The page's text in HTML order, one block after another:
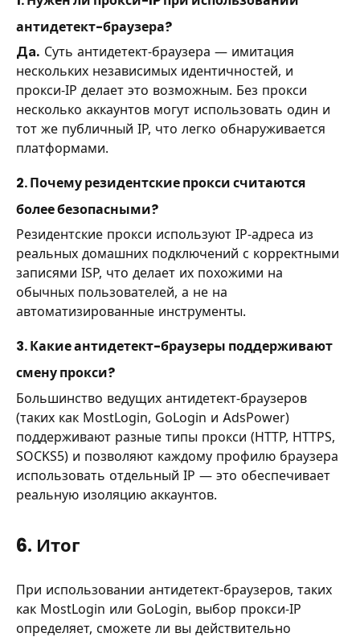
антидетект-браузера?
Да. Суть антидетект-браузера — имитация
нескольких независимых идентичностей, и
прокси-IP делает это возможным. Без прокси
несколько аккаунтов могут использовать один и
тот же публичный IP, что легко обнаруживается
платформами.
2. Почему резидентские прокси считаются
более безопасными?
Резидентские прокси используют IP-адреса из
реальных домашних подключений с корректными
записями ISP, что делает их похожими на
обычных пользователей, а не на
автоматизированные инструменты.
3. Какие антидетект-браузеры поддерживают
смену прокси?
Большинство ведущих антидетект-браузеров
(таких как MostLogin, GoLogin и AdsPower)
поддерживают разные типы прокси (HTTP, HTTPS,
SOCKS5) и позволяют каждому профилю браузера
использовать отдельный IP — это обеспечивает
реальную изоляцию аккаунтов.
6. Итог
При использовании антидетект-браузеров, таких
как MostLogin или GoLogin, выбор прокси-IP
определяет, сможете ли вы действительно